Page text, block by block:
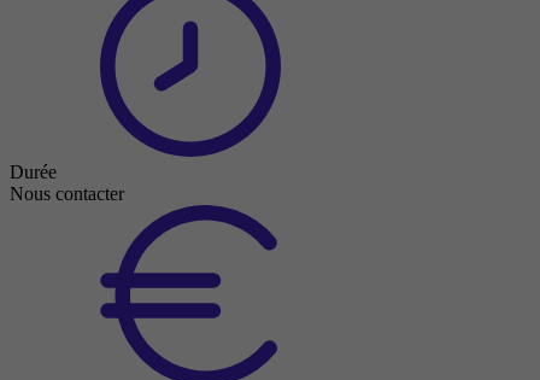
Durée
Nous contacter